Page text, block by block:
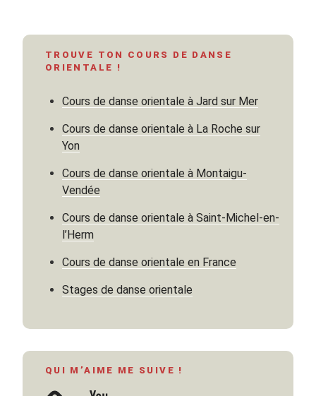
que
ouvert
à
les
TROUVE TON COURS DE DANSE
ORIENTALE !
Cours de danse orientale à Jard sur Mer
Cours de danse orientale à La Roche sur
Yon
Cours de danse orientale à Montaigu-
Vendée
Cours de danse orientale à Saint-Michel-en-
l’Herm
Cours de danse orientale en France
Stages de danse orientale
QUI M’AIME ME SUIVE !